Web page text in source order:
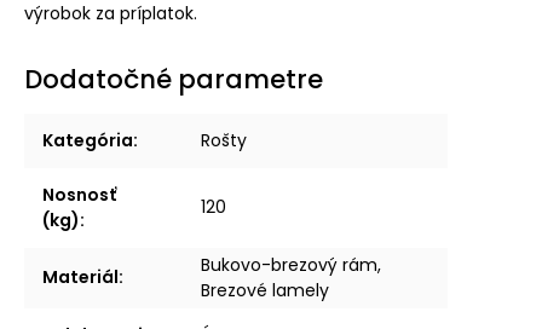
výrobok za príplatok.
Dodatočné parametre
Kategória: Rošty
Nosnosť
(kg):
120
Materiál:
Bukovo-brezový rám,
Brezové lamely